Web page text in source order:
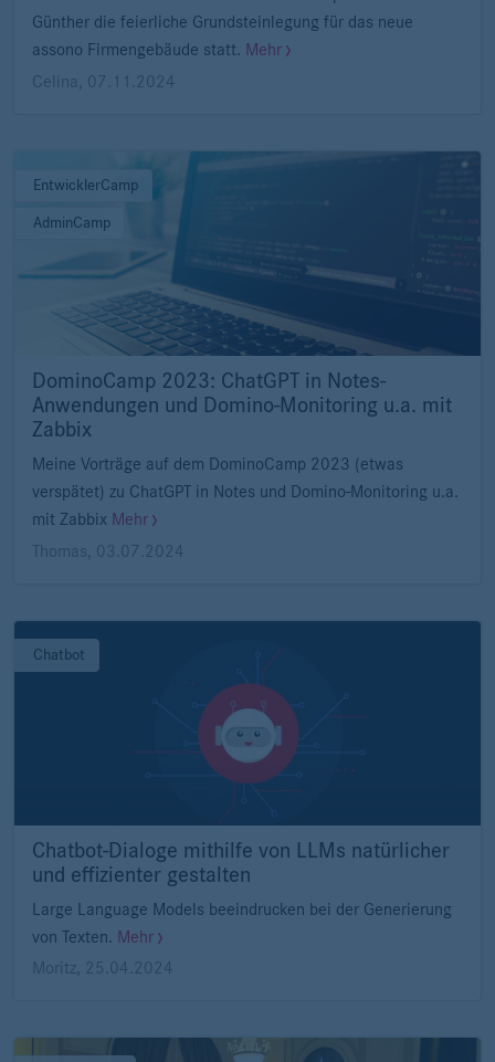
Günther die feierliche Grundsteinlegung für das neue
assono Firmengebäude statt. Mehr
Celina
07.11.2024
EntwicklerCamp
AdminCamp
DominoCamp 2023: ChatGPT in Notes-
Anwendungen und Domino-Monitoring u.a. mit
Zabbix
Meine Vorträge auf dem DominoCamp 2023 (etwas
verspätet) zu ChatGPT in Notes und Domino-Monitoring u.a.
mit Zabbix Mehr
Thomas
03.07.2024
Chatbot
Chatbot-Dialoge mithilfe von LLMs natürlicher
und effizienter gestalten
Large Language Models beeindrucken bei der Generierung
von Texten. Mehr
Moritz, 25.04.2024